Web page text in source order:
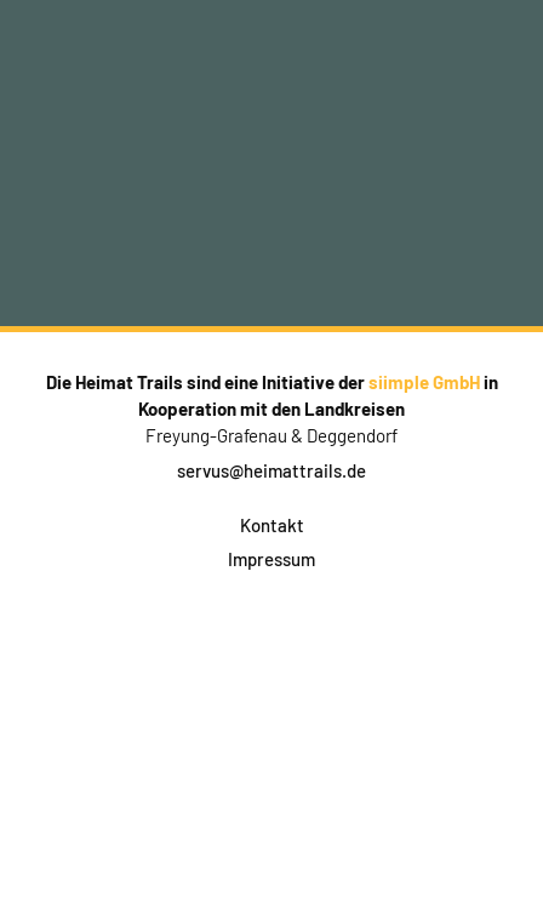
Die Heimat Trails sind eine Initiative dersiimple GmbHin
Kooperation mit den Landkreisen
Freyung-Grafenau & Deggendorf
servus@heimattrails.de
Kontakt
Impressum